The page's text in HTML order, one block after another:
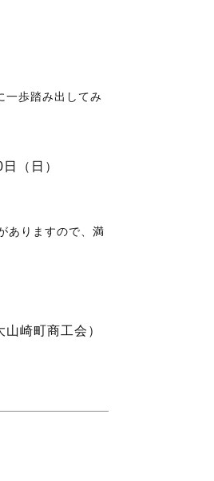
一歩踏み出してみ
（日）
ありますので、満
崎町商工会）